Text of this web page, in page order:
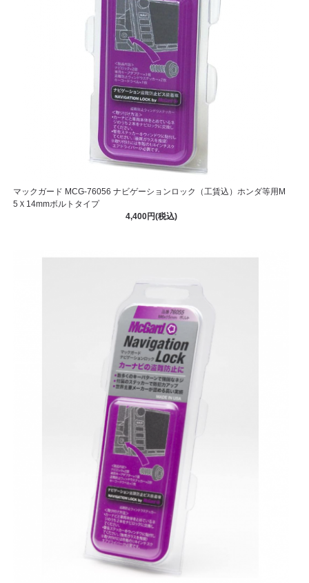
マックガード MCG-76056 ナビゲーションロック（工賃込）ホンダ等用M
5Ｘ14mmボルトタイプ
4,400円(税込)